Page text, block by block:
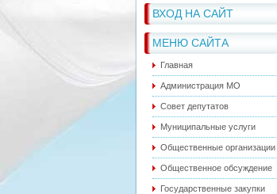
ВХОД НА САЙТ
МЕНЮ САЙТА
Главная
Администрация МО
Совет депутатов
Муниципальные услуги
Общественные организации
Общественное обсуждение
Государственные закупки